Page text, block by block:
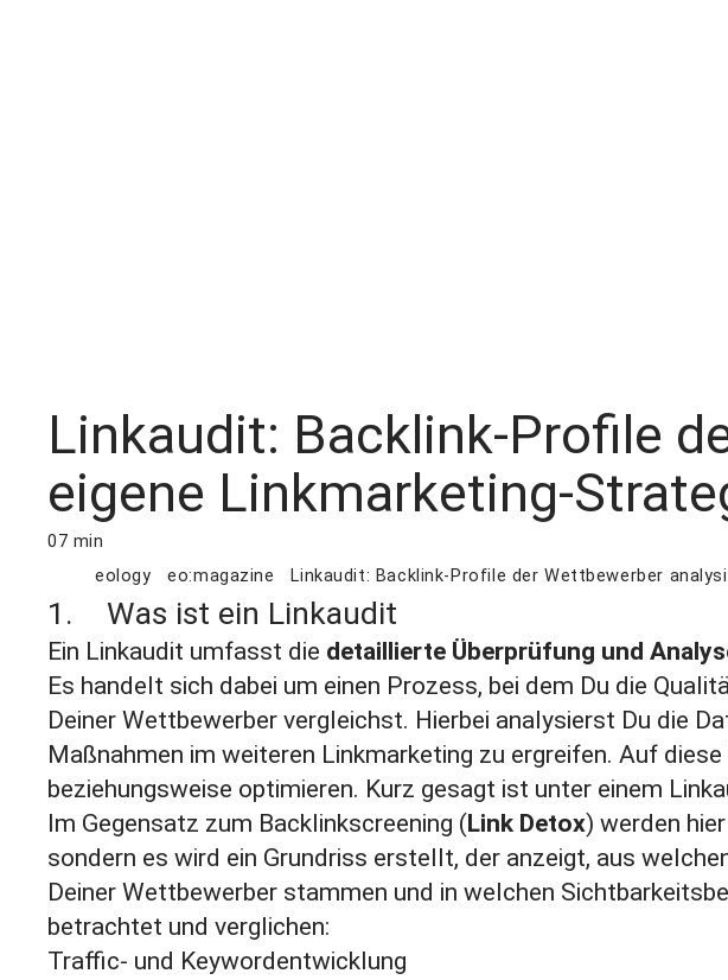
Linkaudit: Backlink-Profile
eigene Linkmarketing-
07 min
eology
eo:magazine Linkaudit: Backlink-Profile der Wettbewerber
1. Was ist ein Linkaudit
Ein Linkaudit umfasst die detaillierte Überprüfung und
Es handelt sich dabei um einen Prozess, bei dem Du die
Deiner Wettbewerber vergleichst. Hierbei analysierst Du die
Maßnahmen im weiteren Linkmarketing zu ergreifen. Auf diese
beziehungsweise optimieren. Kurz gesagt ist unter einem
Im Gegensatz zum Backlinkscreening (Link Detox) werden
sondern es wird ein Grundriss erstellt, der anzeigt, aus
Deiner Wettbewerber stammen und in welchen
betrachtet und verglichen:
Traffic- und Keywordentwicklung